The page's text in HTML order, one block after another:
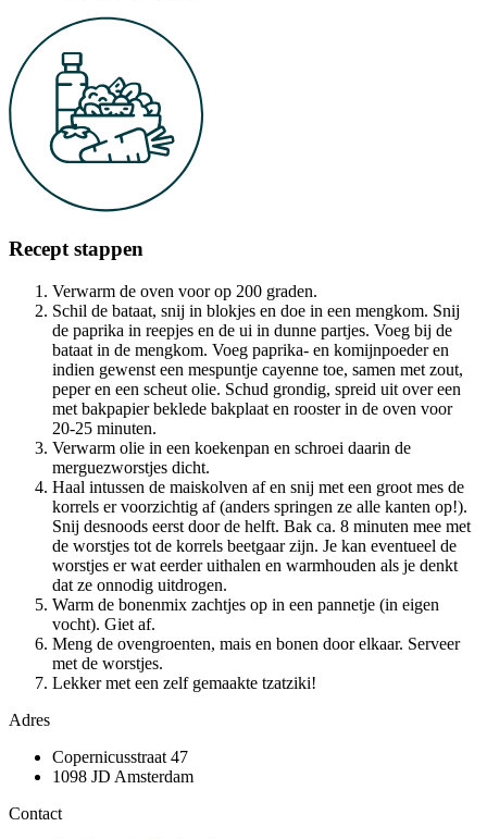
Recept stappen
Verwarm de oven voor op 200 graden.
Schil de bataat, snij in blokjes en doe in een mengkom. Snij
de paprika in reepjes en de ui in dunne partjes. Voeg bij de
bataat in de mengkom. Voeg paprika- en komijnpoeder en
indien gewenst een mespuntje cayenne toe, samen met zout,
peper en een scheut olie. Schud grondig, spreid uit over een
met bakpapier beklede bakplaat en rooster in de oven voor
20-25 minuten.
Verwarm olie in een koekenpan en schroei daarin de
merguezworstjes dicht.
Haal intussen de maiskolven af en snij met een groot mes de
korrels er voorzichtig af (anders springen ze alle kanten op!).
Snij desnoods eerst door de helft. Bak ca. 8 minuten mee met
de worstjes tot de korrels beetgaar zijn. Je kan eventueel de
worstjes er wat eerder uithalen en warmhouden als je denkt
dat ze onnodig uitdrogen.
Warm de bonenmix zachtjes op in een pannetje (in eigen
vocht). Giet af.
Meng de ovengroenten, mais en bonen door elkaar. Serveer
met de worstjes.
Lekker met een zelf gemaakte tzatziki!
Adres
Copernicusstraat 47
1098 JD Amsterdam
Contact